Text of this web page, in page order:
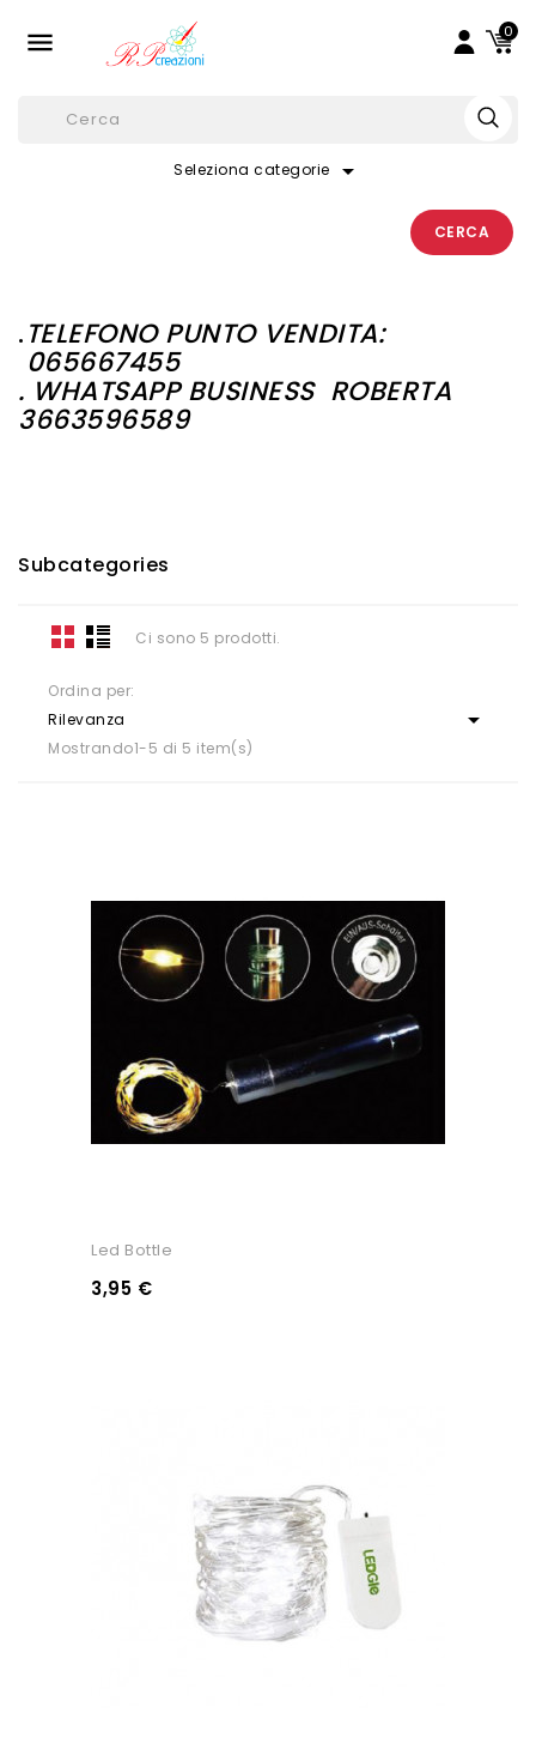
 0
Seleziona categorie arrow_drop_down
CERCA
.TELEFONO PUNTO VENDITA:
065667455
. WHATSAPP BUSINESS ROBERTA
3663596589
Subcategories
Ci sono 5 prodotti.
Ordina per:
Rilevanza

Mostrando1-5 di 5 item(s)
Led Bottle
3,95 €